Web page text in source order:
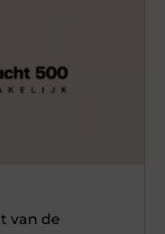
van de